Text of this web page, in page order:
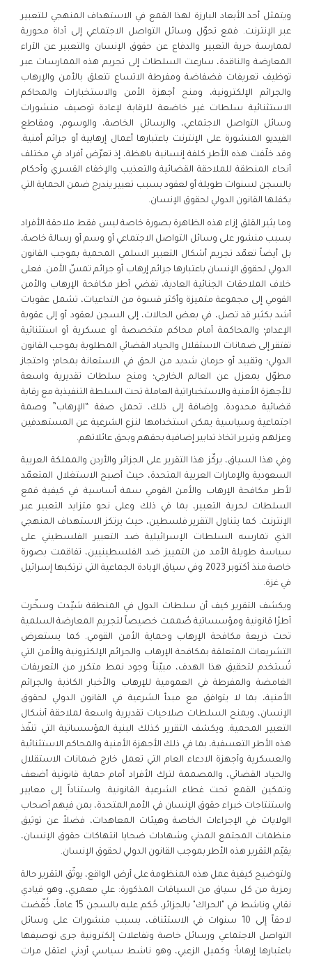
ويتمثل أحد الأبعاد البارزة لهذا القمع في الاستهداف المنهجي للتعبير
عبر الإنترنت. فمع تحوّل وسائل التواصل الاجتماعي إلى أداة محورية
لممارسة حرية التعبير والدفاع عن حقوق الإنسان والتعبير عن الآراء
المعارضة والناقدة، سارعت السلطات إلى تجريم هذه الممارسات عبر
توظيف تعريفات فضفاضة ومفرطة الاتساع تتعلق بالأمن والإرهاب
والجرائم الإلكترونية، ومنح أجهزة الأمن والاستخبارات والمحاكم
الاستثنائية سلطات غير خاضعة للرقابة لإعادة توصيف منشورات
وسائل التواصل الاجتماعي، والرسائل الخاصة، والوسوم، ومقاطع
الفيديو المنشورة على الإنترنت باعتبارها أعمال إرهابية أو جرائم أمنية.
وقد خلّفت هذه الأطر كلفة إنسانية باهظة، إذ تعرّض أفراد في مختلف
أنحاء المنطقة للملاحقة القضائية والتعذيب والإخفاء القسري وأحكام
بالسجن لسنوات طويلة أو لعقود بسبب تعبير يندرج ضمن الحماية التي
يكفلها القانون الدولي لحقوق الإنسان.
وما يثير القلق إزاء هذه الظاهرة بصورة خاصة ليس فقط ملاحقة الأفراد
بسبب منشور على وسائل التواصل الاجتماعي أو وسم أو رسالة خاصة،
بل أيضاً تعمّد تجريم أشكال التعبير السلمي المحمية بموجب القانون
الدولي لحقوق الإنسان باعتبارها جرائم إرهاب أو جرائم تمسّ الأمن. فعلى
خلاف الملاحقات الجنائية العادية، تفضي أطر مكافحة الإرهاب والأمن
القومي إلى مجموعة متميزة وأكثر قسوة من التداعيات، تشمل عقوبات
أشد بكثير قد تصل، في بعض الحالات، إلى السجن لعقود أو إلى عقوبة
الإعدام؛ والمحاكمة أمام محاكم متخصصة أو عسكرية أو استثنائية
تفتقر إلى ضمانات الاستقلال والحياد القضائي المطلوبة بموجب القانون
الدولي؛ وتقييد أو حرمان شديد من الحق في الاستعانة بمحام؛ واحتجاز
مطوّل بمعزل عن العالم الخارجي؛ ومنح سلطات تقديرية واسعة
للأجهزة الأمنية والاستخباراتية العاملة تحت السلطة التنفيذية مع رقابة
قضائية محدودة. وإضافة إلى ذلك، تحمل صفة “الإرهاب” وصمة
اجتماعية وسياسية يمكن استخدامها لنزع الشرعية عن المستهدفين
وعزلهم وتبرير اتخاذ تدابير إضافية بحقهم وبحق عائلاتهم.
وفي هذا السياق، يركّز هذا التقرير على الجزائر والأردن والمملكة العربية
السعودية والإمارات العربية المتحدة، حيث أصبح الاستغلال المتعمّد
لأطر مكافحة الإرهاب والأمن القومي سمة أساسية في كيفية قمع
السلطات لحرية التعبير، بما في ذلك وعلى نحو متزايد التعبير عبر
الإنترنت. كما يتناول التقرير فلسطين، حيث يرتكز الاستهداف المنهجي
الذي تمارسه السلطات الإسرائيلية ضد التعبير الفلسطيني على
سياسة طويلة الأمد من التمييز ضد الفلسطينيين، تفاقمت بصورة
خاصة منذ أكتوبر 2023 وفي سياق الإبادة الجماعية التي ترتكبها إسرائيل
في غزة.
ويكشف التقرير كيف أن سلطات الدول في المنطقة شيّدت وسخّرت
أطرًا قانونية ومؤسساتية صُممت خصيصاً لتجريم المعارضة السلمية
تحت ذريعة مكافحة الإرهاب وحماية الأمن القومي. كما يستعرض
التشريعات المتعلقة بمكافحة الإرهاب والجرائم الإلكترونية والأمن التي
تُستخدم لتحقيق هذا الهدف، مبيّناً وجود نمط متكرر من التعريفات
الغامضة والمفرطة في العمومية للإرهاب والأخبار الكاذبة والجرائم
الأمنية، بما لا يتوافق مع مبدأ الشرعية في القانون الدولي لحقوق
الإنسان، ويمنح السلطات صلاحيات تقديرية واسعة لملاحقة أشكال
التعبير المحمية. ويكشف التقرير كذلك البنية المؤسساتية التي تنفّذ
هذه الأطر التعسفية، بما في ذلك الأجهزة الأمنية والمحاكم الاستثنائية
والعسكرية وأجهزة الادعاء العام التي تعمل خارج ضمانات الاستقلال
والحياد القضائي، والمصممة لترك الأفراد أمام حماية قانونية أضعف
وتمكين القمع تحت غطاء الشرعية القانونية. واستناداً إلى معايير
واستنتاجات خبراء حقوق الإنسان في الأمم المتحدة، بمن فيهم أصحاب
الولايات في الإجراءات الخاصة وهيئات المعاهدات، فضلاً عن توثيق
منظمات المجتمع المدني وشهادات ضحايا انتهاكات حقوق الإنسان،
يقيّم التقرير هذه الأطر بموجب القانون الدولي لحقوق الإنسان.
ولتوضيح كيفية عمل هذه المنظومة على أرض الواقع، يوثّق التقرير حالة
رمزية من كل سياق من السياقات المذكورة: علي معمري، وهو قيادي
نقابي وناشط في "الحراك" بالجزائر، حُكم عليه بالسجن 15 عاماً، خُفّضت
لاحقاً إلى 10 سنوات في الاستئناف، بسبب منشورات على وسائل
التواصل الاجتماعي ورسائل خاصة وتفاعلات إلكترونية جرى توصيفها
باعتبارها إرهاباً؛ وكميل الزعبي، وهو ناشط سياسي أردني اعتقل مرات